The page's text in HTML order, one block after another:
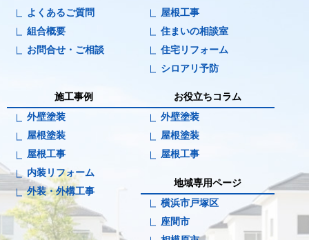
よくあるご質問
組合概要
お問合せ・ご相談
屋根工事
住まいの相談室
住宅リフォーム
シロアリ予防
施工事例
外壁塗装
屋根塗装
屋根工事
内装リフォーム
外装・外構工事
お役立ちコラム
外壁塗装
屋根塗装
屋根工事
地域専用ページ
横浜市戸塚区
座間市